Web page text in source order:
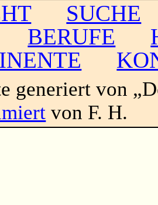
SUCHE
BERUFE
generiert von
von F. H.